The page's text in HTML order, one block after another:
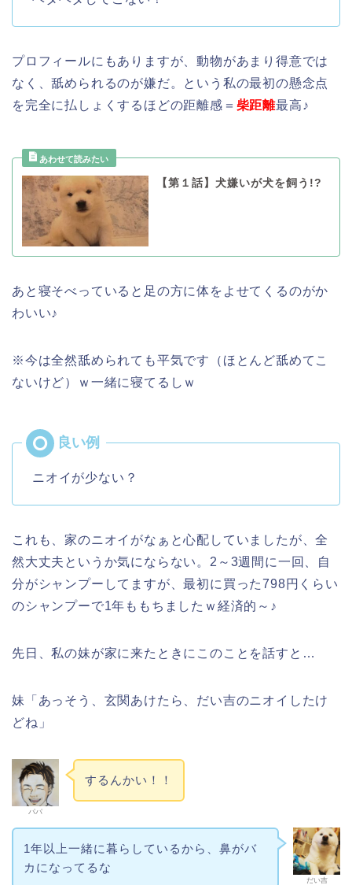
プロフィールにもありますが、動物があまり得意では
なく、舐められるのが嫌だ。という私の最初の懸念点
を完全に払しょくするほどの距離感＝ 柴距離最高♪
【第１話】犬嫌いが犬を飼う!?
あと寝そべっていると足の方に体をよせてくるのがか
わいい♪
※今は全然舐められても平気です（ほとんど舐めてこ
ないけど）ｗ一緒に寝てるしｗ
ニオイが少ない？
これも、家のニオイがなぁと心配していましたが、全
然大丈夫というか気にならない。2～3週間に一回、自
分がシャンプーしてますが、最初に買った798円くらい
のシャンプーで1年ももちましたｗ経済的～♪
先日、私の妹が家に来たときにこのことを話すと…
妹「あっそう、玄関あけたら、だい吉のニオイしたけ
どね」
パパ
するんかい！！
だい吉
1年以上一緒に暮らしているから、鼻がバ
カになってるな